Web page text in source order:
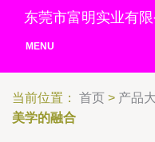
东莞市富明实业有限
MENU
当前位置： 首页 > 产品
美学的融合